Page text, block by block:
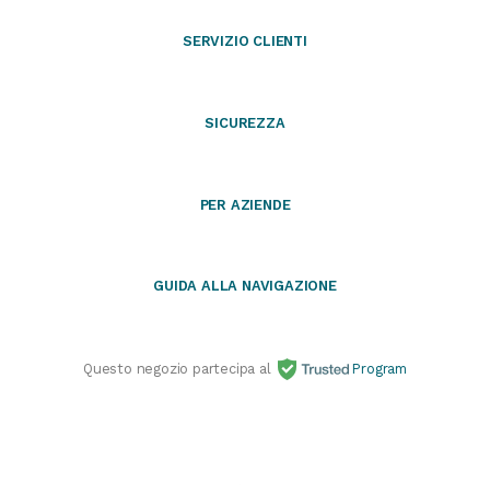
SERVIZIO CLIENTI
SICUREZZA
PER AZIENDE
GUIDA ALLA NAVIGAZIONE
Questo negozio partecipa al Program